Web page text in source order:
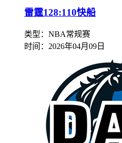
雷霆128:110快船
类型：NBA常规赛
时间： 2026年04月09日